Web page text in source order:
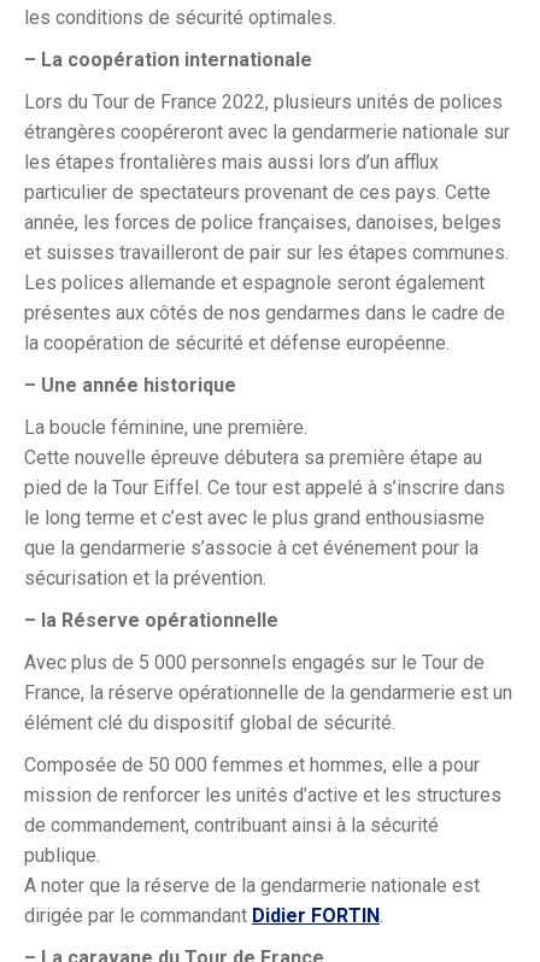
les conditions de sécurité optimales.
– La coopération internationale
Lors du Tour de France 2022, plusieurs unités de polices
étrangères coopéreront avec la gendarmerie nationale sur
les étapes frontalières mais aussi lors d’un afflux
particulier de spectateurs provenant de ces pays. Cette
année, les forces de police françaises, danoises, belges
et suisses travailleront de pair sur les étapes communes.
Les polices allemande et espagnole seront également
présentes aux côtés de nos gendarmes dans le cadre de
la coopération de sécurité et défense européenne.
– Une année historique
La boucle féminine, une première.
Cette nouvelle épreuve débutera sa première étape au
pied de la Tour Eiffel. Ce tour est appelé à s’inscrire dans
le long terme et c’est avec le plus grand enthousiasme
que la gendarmerie s’associe à cet événement pour la
sécurisation et la prévention.
– la Réserve opérationnelle
Avec plus de 5 000 personnels engagés sur le Tour de
France, la réserve opérationnelle de la gendarmerie est un
élément clé du dispositif global de sécurité.
Composée de 50 000 femmes et hommes, elle a pour
mission de renforcer les unités d’active et les structures
de commandement, contribuant ainsi à la sécurité
publique.
A noter que la réserve de la gendarmerie nationale est
dirigée par le commandant Didier FORTIN.